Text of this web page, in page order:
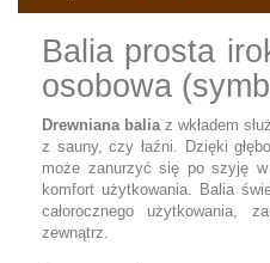
Balia prosta
osobowa
Drewniana baliaz wkładem
z sauny, czy łaźni. Dzięki
może zanurzyć się po szyję
komfort użytkowania. Balia
całorocznego użytkowania,
zewnątrz.